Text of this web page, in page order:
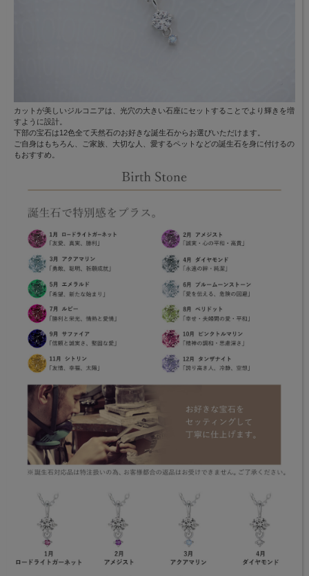
カットが美しいジルコニアは、光穴の大きい石座にセットすることでより輝きを増
すように設計。
下部の宝石は12色全て天然石のお好きな誕生石からお選びいただけます。
ご自身はもちろん、ご家族、大切な人、愛するペットなどの誕生石を身に付けるの
もおすすめ。